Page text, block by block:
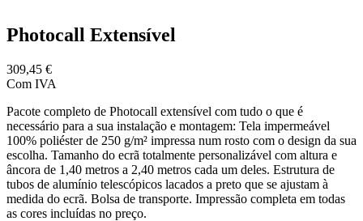
Photocall Extensível
309,45 €
Com IVA
Pacote completo de Photocall extensível com tudo o que é
necessário para a sua instalação e montagem: Tela impermeável
100% poliéster de 250 g/m² impressa num rosto com o design da sua
escolha. Tamanho do ecrã totalmente personalizável com altura e
âncora de 1,40 metros a 2,40 metros cada um deles. Estrutura de
tubos de alumínio telescópicos lacados a preto que se ajustam à
medida do ecrã. Bolsa de transporte. Impressão completa em todas
as cores incluídas no preço.